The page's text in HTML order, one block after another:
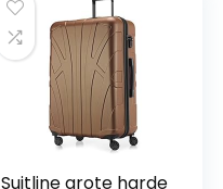
Suitline grote harde